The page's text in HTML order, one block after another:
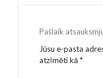
Pašlaik
Jūsu e-pasta
atzīmēti kā*